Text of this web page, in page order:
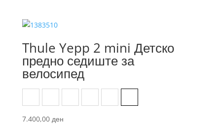
Thule Yepp 2 mini Детско
предно седиште за
велосипед
7.400,00 ден